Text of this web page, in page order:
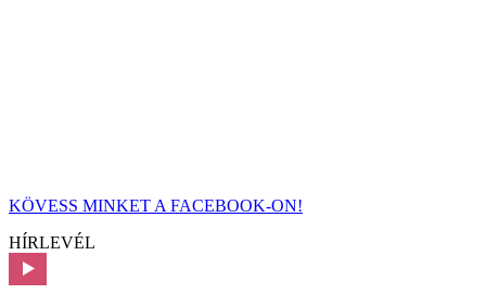
KÖVESS MINKET A FACEBOOK-ON!
HÍRLEVÉL